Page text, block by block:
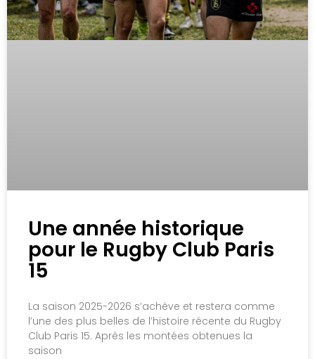
Une année historique
pour le Rugby Club Paris
15
La saison 2025-2026 s’achève et restera comme
l’une des plus belles de l’histoire récente du Rugby
Club Paris 15. Après les montées obtenues la
saison